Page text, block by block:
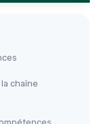
chaîne